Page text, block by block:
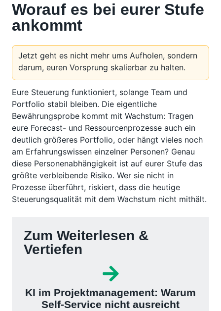
Worauf es bei eurer Stufe
ankommt
Jetzt geht es nicht mehr ums Aufholen, sondern
darum, euren Vorsprung skalierbar zu halten.
Eure Steuerung funktioniert, solange Team und
Portfolio stabil bleiben. Die eigentliche
Bewährungsprobe kommt mit Wachstum: Tragen
eure Forecast- und Ressourcenprozesse auch ein
deutlich größeres Portfolio, oder hängt vieles noch
am Erfahrungswissen einzelner Personen? Genau
diese Personenabhängigkeit ist auf eurer Stufe das
größte verbleibende Risiko. Wer sie nicht in
Prozesse überführt, riskiert, dass die heutige
Steuerungsqualität mit dem Wachstum nicht mithält.
Zum Weiterlesen &
Vertiefen
KI im Projektmanagement: Warum
Self-Service nicht ausreicht